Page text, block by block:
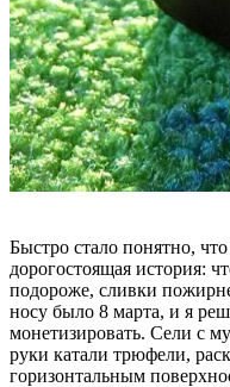
Быстро стало понятно,
дорогостоящая история:
подороже, сливки
носу было 8 марта, и я
монетизировать. Сели с
руки катали трюфели,
горизонтальным